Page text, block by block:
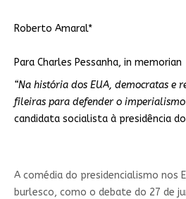
Roberto Amaral*
Para Charles Pessanha, in memorian
“Na história dos EUA, democratas e
fileiras para defender o
candidata socialista à presidência
A comédia do presidencialismo nos
burlesco, como o debate do 27 de